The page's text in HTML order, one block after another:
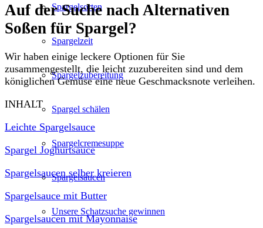
Spargelsorten
Spargelzeit
Spargelzubereitung
Spargel schälen
Spargelcremesuppe
Spargelsaucen
Unsere Schatzsuche gewinnen
Auf der Suche nach Alternativen
Soßen für Spargel?
Wir haben einige leckere Optionen für Sie
zusammengestellt, die leicht zuzubereiten sind und dem
königlichen Gemüse eine neue Geschmacksnote verleihen.
INHALT
Leichte Spargelsauce
Spargel Joghurtsauce
Spargelsaucen selber kreieren
Spargelsauce mit Butter
Spargelsaucen mit Mayonnaise